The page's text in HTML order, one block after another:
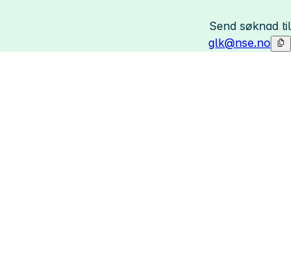
Send søknad til
glk@nse.no